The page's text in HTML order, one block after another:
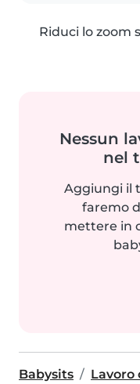
Riduci lo zoom
Nessun
nel
Aggiungi il
faremo
mettere in
Babysits Lavoro